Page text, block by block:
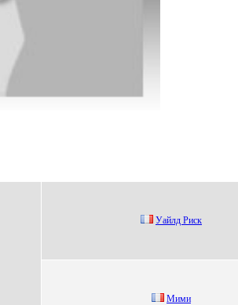
Уайлд Риcк
Mими